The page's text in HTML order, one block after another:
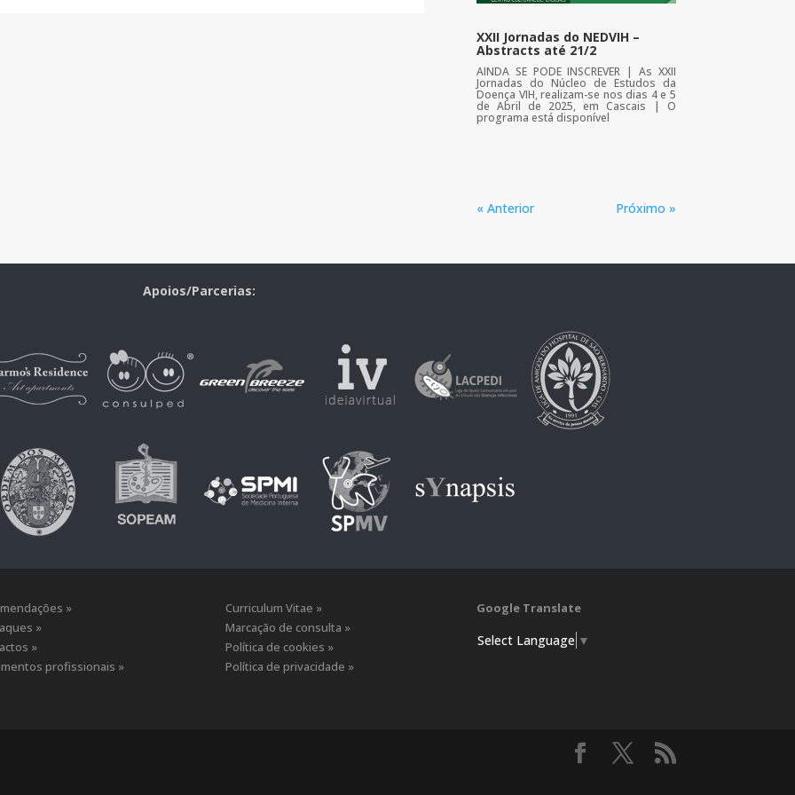
XXII Jornadas do NEDVIH –
Abstracts até 21/2
AINDA SE PODE INSCREVER | As XXII
Jornadas do Núcleo de Estudos da
Doença VIH, realizam-se nos dias 4 e 5
de Abril de 2025, em Cascais | O
programa está disponível
« Anterior Próximo »
Apoios/Parcerias:
»
»
»
profissionais »
Curriculum Vitae »
Marcação de consulta »
Política de cookies »
Política de privacidade »
Google Translate
Select Language ▼